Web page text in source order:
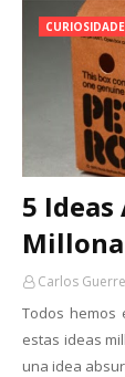
5
Carlos
Todos hemos
estas ideas
una idea